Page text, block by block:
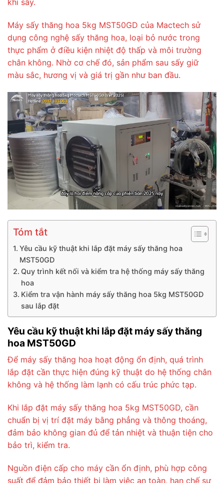
khi sấy.
Máy sấy thăng hoa 5kg MST50GD của Mactech sử
dụng công nghệ sấy thăng hoa, loại bỏ nước trong
thực phẩm ở điều kiện nhiệt độ thấp và môi trường
chân không. Nhờ cơ chế đó, sản phẩm sau sấy giữ
màu sắc, hương vị và giá trị gần như ban đầu.
Tóm tắt
Yêu cầu kỹ thuật khi lắp đặt máy sấy thăng hoa
MST50GD
Quy trình kết nối và kiểm tra hệ thống máy sấy thăng
hoa
Kiểm tra vận hành máy sấy thăng hoa 5kg MST50GD
sau lắp đặt
Yêu cầu kỹ thuật khi lắp đặt máy sấy thăng
hoa MST50GD
Để máy sấy thăng hoa hoạt động ổn định, quá trình
lắp đặt cần thực hiện đúng kỹ thuật do hệ thống chân
không và hệ thống làm lạnh có cấu trúc phức tạp.
Khi lắp đặt máy sấy thăng hoa 5kg MST50GD, cần
chuẩn bị vị trí đặt máy bằng phẳng và thông thoáng,
đảm bảo không gian đủ để tản nhiệt và thuận tiện cho
bảo trì, kiểm tra.
Nguồn điện cấp cho máy cần ổn định, phù hợp công
suất để đảm bảo thiết bị làm việc an toàn, hạn chế sự